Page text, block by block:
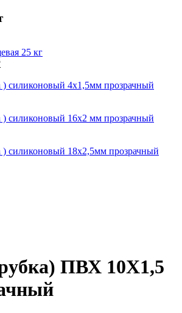
25 кг
силиконовый 4х1,5мм прозрачный
силиконовый 16х2 мм прозрачный
силиконовый 18х2,5мм прозрачный
ПВХ 10Х1,5